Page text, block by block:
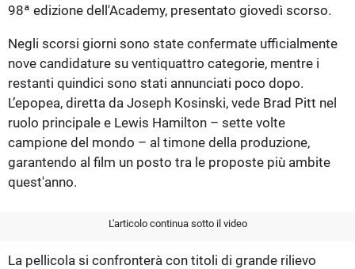
98ª edizione dell'Academy, presentato giovedì scorso.
Negli scorsi giorni sono state confermate ufficialmente
nove candidature su ventiquattro categorie, mentre i
restanti quindici sono stati annunciati poco dopo.
L’epopea, diretta da Joseph Kosinski, vede Brad Pitt nel
ruolo principale e Lewis Hamilton – sette volte
campione del mondo – al timone della produzione,
garantendo al film un posto tra le proposte più ambite
quest'anno.
L'articolo continua sotto il video
La pellicola si confronterà con titoli di grande rilievo